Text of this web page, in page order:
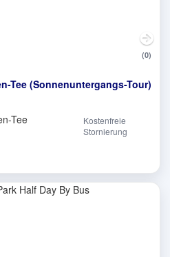
(0)
Tee (Sonnenuntergangs-Tour)
Kostenfreie
Stornierung